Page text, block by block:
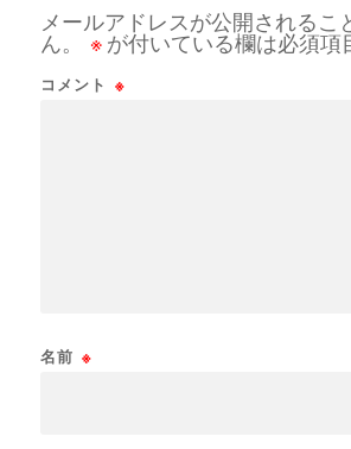
メールアドレスが公開されるこ
ん。
※ が付いている欄は必須項
コメント ※
名前 ※